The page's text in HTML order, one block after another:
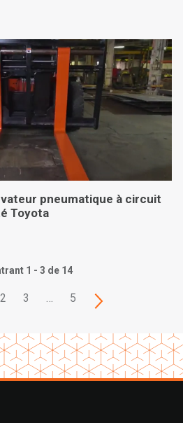
pneumatique à circuit
Toyota
1 - 3 de 14
2 3 … 5